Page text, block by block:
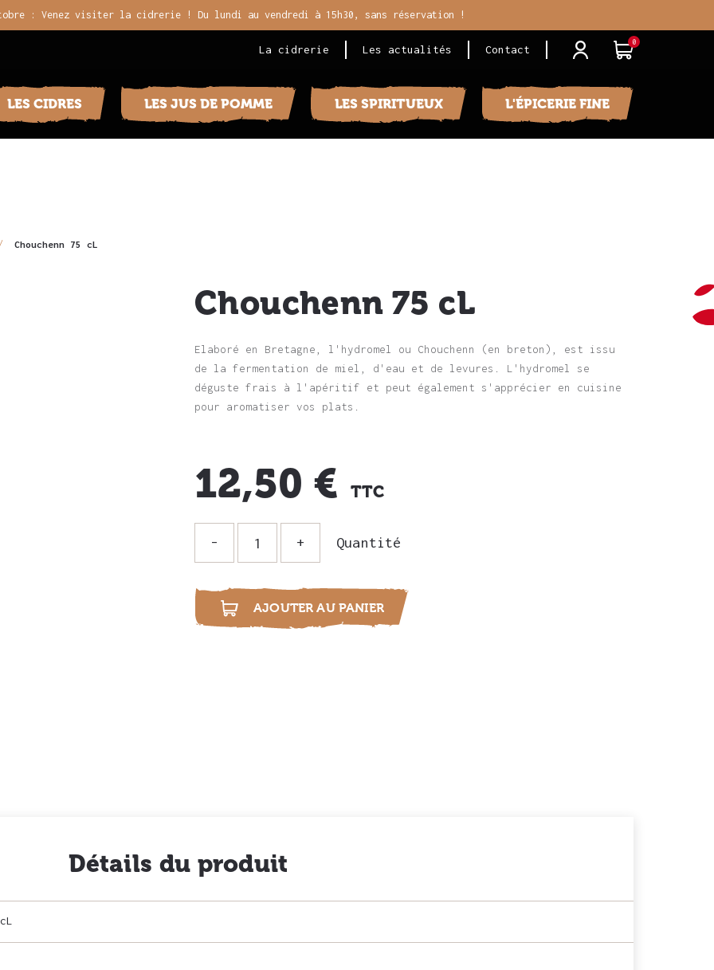
: Venez visiter la cidrerie ! Du lundi au vendredi à 15h30, sans réservation !
La cidrerie Les actualités Contact j i0
LES CIDRES LES JUS DE POMME LES SPIRITUEUX L'ÉPICERIE FINE
Chouchenn 75 cL
Chouchenn 75 cL
Elaboré en Bretagne, l'hydromel ou Chouchenn (en breton), est issu
de la fermentation de miel, d'eau et de levures. L'hydromel se
déguste frais à l'apéritif et peut également s'apprécier en cuisine
pour aromatiser vos plats.
12,50 € TTC
Quantité
i AJOUTER AU PANIER
Détails du produit